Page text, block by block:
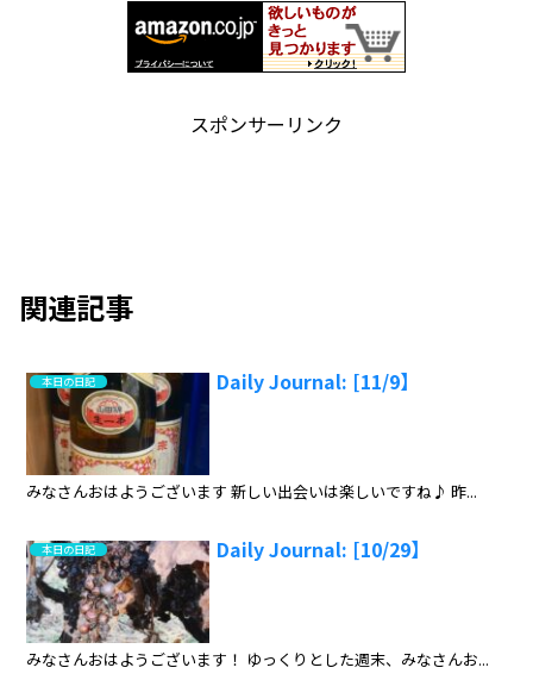
スポンサーリンク
関連記事
本日の日記 Daily Journal: [11/9】
みなさんおはようございます 新しい出会いは楽しいですね♪ 昨...
本日の日記 Daily Journal: [10/29】
みなさんおはようございます！ ゆっくりとした週末、みなさんお...